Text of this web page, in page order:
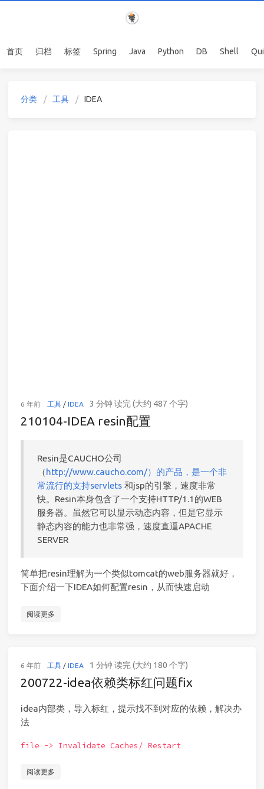
首页 归档 标签 Spring Java Python DB Shell
分类 工具 IDEA
6 年前 工具/ IDEA 3 分钟 读完 (大约 487 个字)
210104-IDEA resin配置
Resin是CAUCHO公司
（http://www.caucho.com/）的产品，是一个非
常流行的支持servlets 和jsp的引擎，速度非常
快。Resin本身包含了一个支持HTTP/1.1的WEB
服务器。虽然它可以显示动态内容，但是它显示
静态内容的能力也非常强，速度直逼APACHE
SERVER
简单把resin理解为一个类似tomcat的web服务器就好，
下面介绍一下IDEA如何配置resin，从而快速启动
阅读更多
6 年前 工具/ IDEA 1 分钟 读完 (大约 180 个字)
200722-idea依赖类标红问题fix
idea内部类，导入标红，提示找不到对应的依赖，解决办
法
file -> Invalidate Caches/ Restart
阅读更多